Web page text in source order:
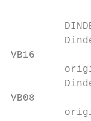
VB16
VB08